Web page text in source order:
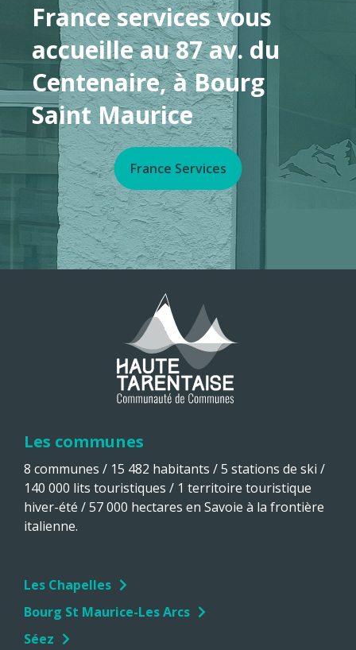
France services vous
accueille au 87 av. du
Centenaire, à Bourg
Saint Maurice
France Services
Les communes
8 communes / 15 482 habitants / 5 stations de ski /
140 000 lits touristiques / 1 territoire touristique
hiver-été / 57 000 hectares en Savoie à la frontière
italienne.
Les Chapelles
Bourg St Maurice-Les Arcs
Séez